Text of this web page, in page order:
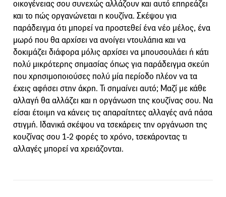
οικογένειας σου συνεχώς αλλάζουν και αυτό επηρεάζει
και το πώς οργανώνεται η κουζίνα. Σκέψου για
παράδειγμα ότι μπορεί να προστεθεί ένα νέο μέλος, ένα
μωρό που θα αρχίσει να ανοίγει ντουλάπια και να
δοκιμάζει διάφορα μόλις αρχίσει να μπουσουλάει ή κάτι
πολύ μικρότερης σημασίας όπως για παράδειγμα σκεύη
που χρησιμοποιούσες πολύ μία περίοδο πλέον να τα
έχεις αφήσει στην άκρη. Τι σημαίνει αυτό; Μαζί με κάθε
αλλαγή θα αλλάζει και η οργάνωση της κουζίνας σου. Να
είσαι έτοιμη να κάνεις τις απαραίτητες αλλαγές ανά πάσα
στιγμή. Ιδανικά σκέψου να τσεκάρεις την οργάνωση της
κουζίνας σου 1-2 φορές το χρόνο, τσεκάροντας τι
αλλαγές μπορεί να χρειάζονται.